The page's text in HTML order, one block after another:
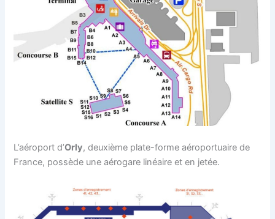
L’aéroport d’Orly, deuxième plate-forme aéroportuaire de
France, possède une aérogare linéaire et en jetée.